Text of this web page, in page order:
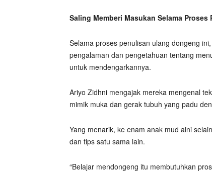
Saling Memberi Masukan Selama Proses
Selama proses penulisan ulang dongeng
pengalaman dan pengetahuan tentang
untuk mendengarkannya.
Ariyo Zidhni mengajak mereka mengenal
mimik muka dan gerak tubuh yang padu
Yang menarik, ke enam anak mud aini
dan tips satu sama lain.
“Belajar mendongeng itu membutuhkan